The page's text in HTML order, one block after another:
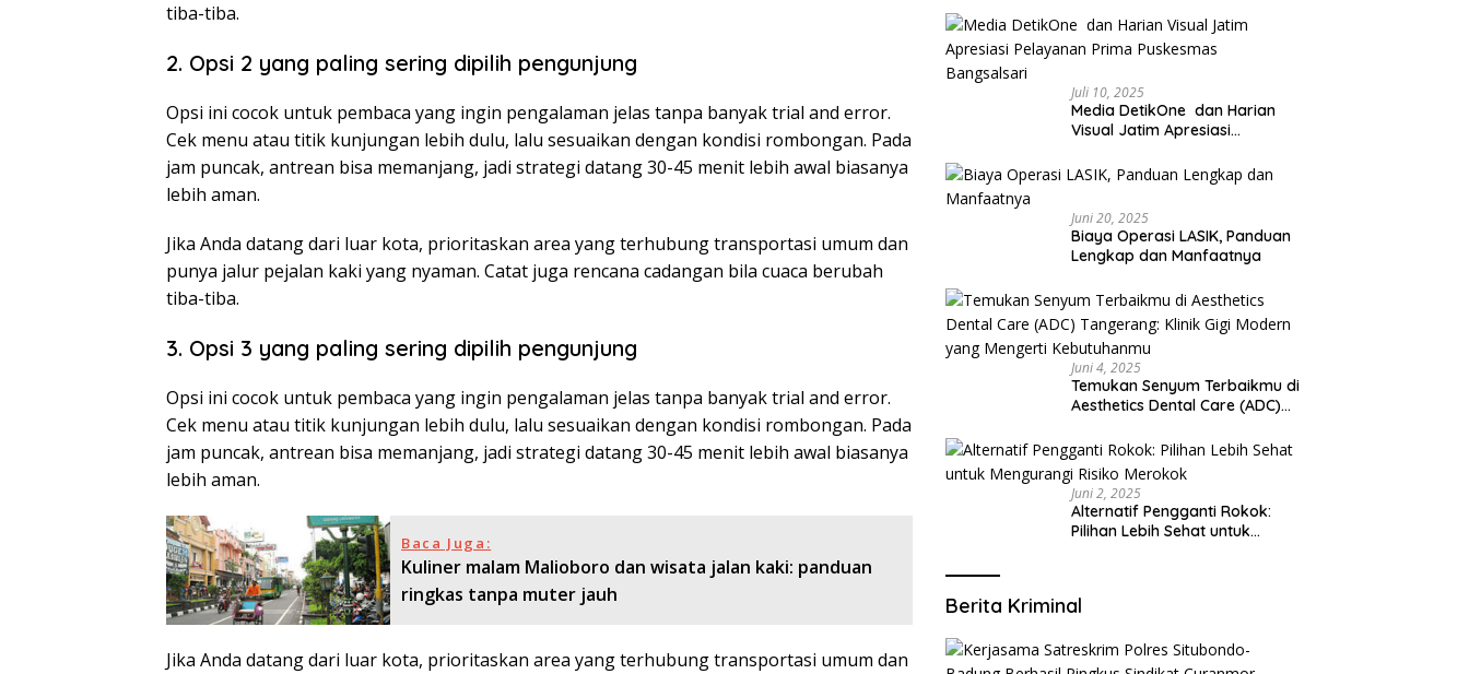
tiba-tiba.
2. Opsi 2 yang paling sering dipilih pengunjung
Opsi ini cocok untuk pembaca yang ingin pengalaman jelas tanpa banyak trial and error.
Cek menu atau titik kunjungan lebih dulu, lalu sesuaikan dengan kondisi rombongan. Pada
jam puncak, antrean bisa memanjang, jadi strategi datang 30-45 menit lebih awal biasanya
lebih aman.
Jika Anda datang dari luar kota, prioritaskan area yang terhubung transportasi umum dan
punya jalur pejalan kaki yang nyaman. Catat juga rencana cadangan bila cuaca berubah
tiba-tiba.
3. Opsi 3 yang paling sering dipilih pengunjung
Opsi ini cocok untuk pembaca yang ingin pengalaman jelas tanpa banyak trial and error.
Cek menu atau titik kunjungan lebih dulu, lalu sesuaikan dengan kondisi rombongan. Pada
jam puncak, antrean bisa memanjang, jadi strategi datang 30-45 menit lebih awal biasanya
lebih aman.
Baca Juga:
Kuliner malam Malioboro dan wisata jalan kaki: panduan
ringkas tanpa muter jauh
Jika Anda datang dari luar kota, prioritaskan area yang terhubung transportasi umum dan
Juli 10, 2025
Media DetikOne dan Harian
Visual Jatim Apresiasi
Bangsalsari
Juni 20, 2025
Biaya Operasi LASIK, Panduan
Lengkap dan Manfaatnya
Juni 4, 2025
Temukan Senyum Terbaikmu di
Aesthetics Dental Care (ADC)
yang Mengerti Kebutuhanmu
Juni 2, 2025
Alternatif Pengganti Rokok:
Pilihan Lebih Sehat untuk
Berita Kriminal